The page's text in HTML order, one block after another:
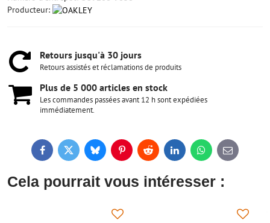
Producteur:
Retours jusqu'à 30 jours
Retours assistés et réclamations de produits
Plus de 5 000 articles en stock
Les commandes passées avant 12 h sont expédiées
immédiatement.
FacebookTwitterBlueskyPinterestReddit LinkedInWhatsApp
E-
mail
Cela pourrait vous intéresser :